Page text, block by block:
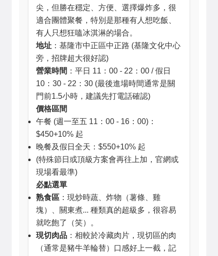
尖，但勝在穩定、方便、選擇爆炸多，很
適合團體聚餐，特別是那種有人想吃飯、
有人只想狂嗑冰淇淋的場合。
地址 ：基隆市中正區中正路 (基隆文化中心
旁，招牌超大很好認)
營業時間 ：平日 11：00 - 22：00 / 假日
10：30 - 22：30 (最後進場時間通常是關
門前1.5小時，建議先打電話確認)
價格區間
午餐 (週一至五 11：00 - 16：00)：
$450+10% 起
晚餐及假日全天：$550+10% 起
(特殊節日或頂級方案會再往上加，官網或
現場看最準)
必點選單
熟食區 ：現炒時蔬、炸物（薯條、雞
塊）、關東煮... 種類真的超級多，很容易
就吃飽了（笑）。
現切肉品 ：相較於冷藏肉片，現切區的肉
（通常是豬牛羊輪替）口感好上一截，記